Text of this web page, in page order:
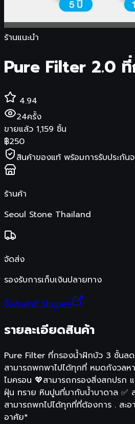
ร้านแนะนำ
Pure Filter 2.0
4.94
24ครั้ง
ขายแล้ว 1,159 ชิ้น
฿250
สินค้าของแท้ พร้อมการรับประกัน
ร้านค้า
Seoul Stone Thailand
จัดส่ง
รองรับการเก็บเงินปลายทาง
ซื้อสินค้าที่ Shopee
รายละเอียดสินค้า
Pure Filter ที่กรองน้ำฝักบัว 3 ชั้นล
สามารถพกพาไปได้ทุกที่ หมดกังวลห
ไมครอน 💖สามารถกรองสิ่งสกปรก
ฝุ่น ทราย หินปูนที่มากับน้ำบาดาล ✅
สามารถพกไปได้ทุกที่ที่ต้องการ . สะ
อาศัย*